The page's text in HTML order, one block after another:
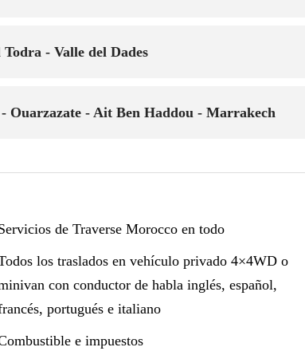
- Valle del Dades
- Ouarzazate - Ait Ben Haddou - Marrakech
de Traverse Morocco en todo
los traslados en vehículo privado 4×4WD o
con conductor de habla inglés, español,
portugués e italiano
e impuestos